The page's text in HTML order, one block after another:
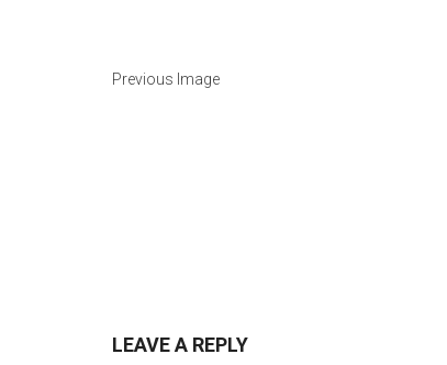
Previous Image
LEAVE A REPLY